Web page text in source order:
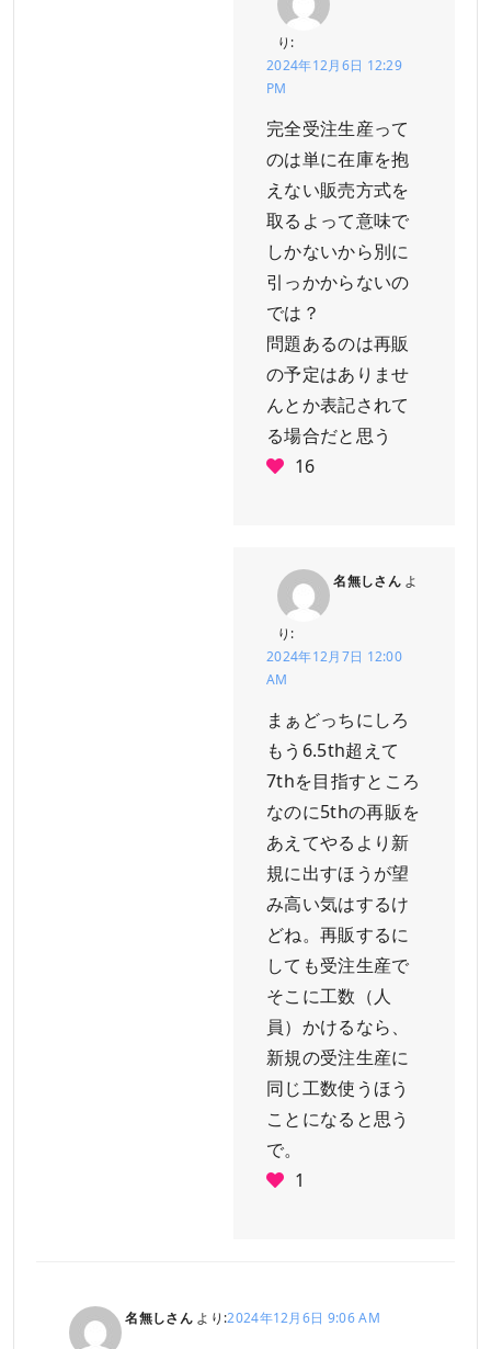
り:
2024年12月6日 12:29
PM
完全受注生産って
のは単に在庫を抱
えない販売方式を
取るよって意味で
しかないから別に
引っかからないの
では？
問題あるのは再販
の予定はありませ
んとか表記されて
る場合だと思う
16
名無しさん よ
り:
2024年12月7日 12:00
AM
まぁどっちにしろ
もう6.5th超えて
7thを目指すところ
なのに5thの再販を
あえてやるより新
規に出すほうが望
み高い気はするけ
どね。再販するに
しても受注生産で
そこに工数（人
員）かけるなら、
新規の受注生産に
同じ工数使うほう
ことになると思う
で。
1
名無しさん より:2024年12月6日 9:06 AM